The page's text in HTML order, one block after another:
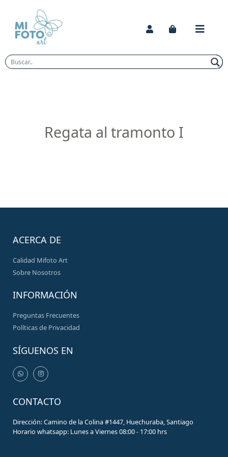
content
Regata al tramonto I
ACERCA DE
Calidad Mifoto Art
Sobre Nosotros
INFORMACIÓN
Preguntas Frecuentes
Políticas de Privacidad
SÍGUENOS EN
CONTACTO
Dirección: Camino de la Colina #1447, Huechuraba, Santiago
Horario whatsapp: Lunes a Viernes 08:00 - 17:00 hrs